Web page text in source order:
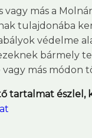
más a
tulajdonába
védelme
bármely
más módon
tartalmat